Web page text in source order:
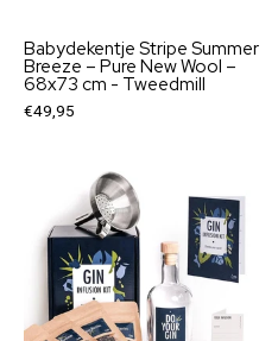
Babydekentje Stripe Summer
Breeze – Pure New Wool –
68x73 cm - Tweedmill
€49,95